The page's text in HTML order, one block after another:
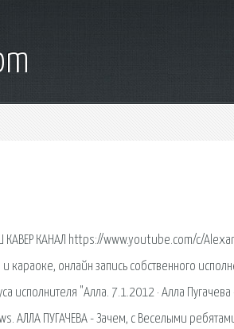
КАНАЛ https://www.youtube.com/c/
караоке, онлайн запись собственного
исполнителя "Алла. 7.1.2012 · Алла
АЛЛА ПУГАЧЕВА - Зачем, с Веселыми